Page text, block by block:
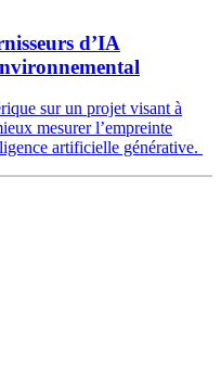
d’IA
sur un projet visant à
mesurer l’empreinte
artificielle générative.